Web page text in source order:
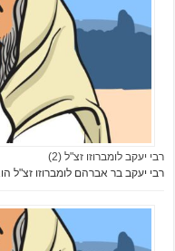
רבי יעקב לומברוזו זצ"ל (2)
רבי יעקב בר אברהם לומברוזו זצ"ל